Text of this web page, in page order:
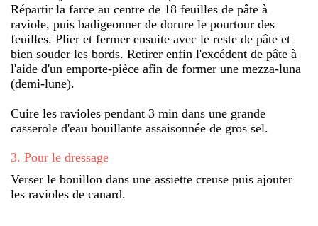
Répartir la farce au centre de 18 feuilles de pâte à
raviole, puis badigeonner de dorure le pourtour des
feuilles. Plier et fermer ensuite avec le reste de pâte et
bien souder les bords. Retirer enfin l'excédent de pâte à
l'aide d'un emporte-pièce afin de former une mezza-luna
(demi-lune).
Cuire les ravioles pendant 3 min dans une grande
casserole d'eau bouillante assaisonnée de gros sel.
3. Pour le dressage
Verser le bouillon dans une assiette creuse puis ajouter
les ravioles de canard.